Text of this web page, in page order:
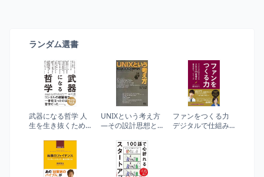
ランダム選書
武器になる哲学 人
生を生き抜くため
ーコンセプト50
UNIXという考え方
―その設計思想と
ファンをつくる力
デジタルで仕組み